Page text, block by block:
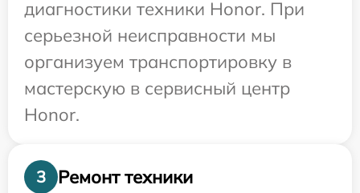
диагностики техники Honor. При
серьезной неисправности мы
организуем транспортировку в
мастерскую в сервисный центр
Honor.
3
Ремонт техники